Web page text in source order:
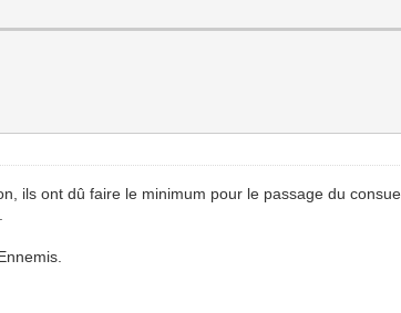
ils ont dû faire le minimum pour le passage du